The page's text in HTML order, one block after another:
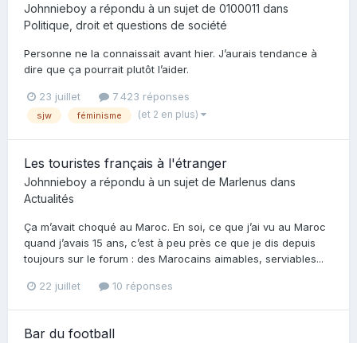
Johnnieboy a répondu à un sujet de 0100011 dans
Politique, droit et questions de société
Personne ne la connaissait avant hier. J’aurais tendance à
dire que ça pourrait plutôt l’aider.
23 juillet 7 423 réponses
sjw féminisme (et 2 en plus)
Les touristes français à l'étranger
Johnnieboy a répondu à un sujet de Marlenus dans
Actualités
Ça m’avait choqué au Maroc. En soi, ce que j’ai vu au Maroc
quand j’avais 15 ans, c’est à peu près ce que je dis depuis
toujours sur le forum : des Marocains aimables, serviables...
22 juillet 10 réponses
Bar du football